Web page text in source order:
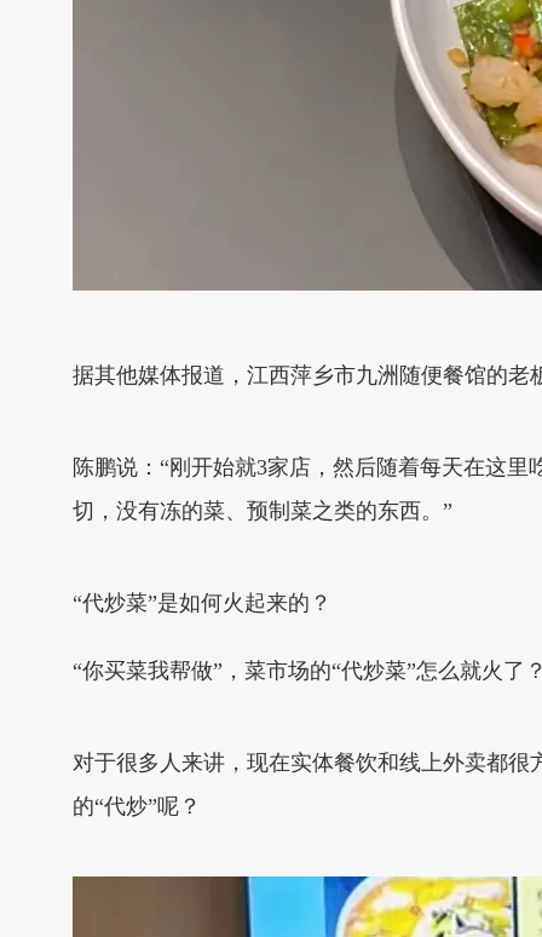
据其他媒体报道，江西萍乡市九洲随便餐馆的老
陈鹏说：“刚开始就3家店，然后随着每天在这
切，没有冻的菜、预制菜之类的东西。”
“代炒菜”是如何火起来的？
“你买菜我帮做”，菜市场的“代炒菜”怎么就火了
对于很多人来讲，现在实体餐饮和线上外卖都
的“代炒”呢？